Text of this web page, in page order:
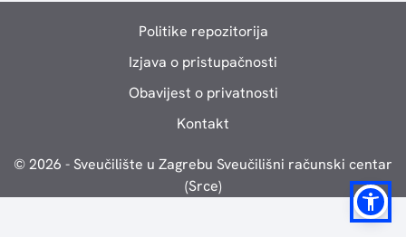
Politike repozitorija
Izjava o pristupačnosti
Obavijest o privatnosti
Kontakt
© 2026 - Sveučilište u Zagrebu Sveučilišni računski centar
(Srce)